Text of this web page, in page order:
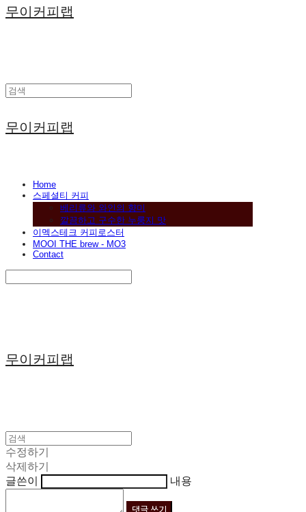
무이커피랩
무이커피랩
Home
스페셜티 커피
베리류와 와인의 향미
깔끔하고 구수한 누룽지 맛
이멕스테크 커피로스터
MOOI THE brew - MO3
Contact
무이커피랩
수정하기
삭제하기
글쓴이
내용